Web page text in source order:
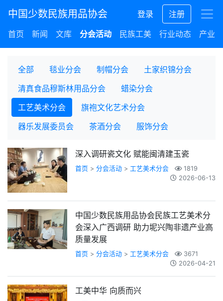
中国少数民族用品协会 登录
注册
首页
新闻 文库 分会活动 民族工美 行业动态 产业
全部 毯业分会 制帽分会
土家织锦分会
清真食品穆斯林用品分会
蜡染分会
工艺美术分会
旗袍文化艺术分会
器乐发展委员会
茶酒分会 服饰分会
深入调研瓷文化 赋能闽清建玉瓷
首页 > 分会活动 > 工艺美术分会
1819
2026-06-13
中国少数民族用品协会民族工艺美术分
会深入广西调研 助力坭兴陶非遗产业高
质量发展
首页 > 分会活动 > 工艺美术分会
3671
2026-04-21
工美中华 向质而兴